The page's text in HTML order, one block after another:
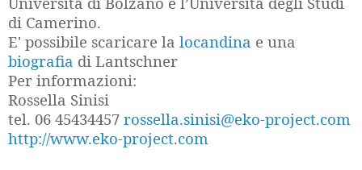
di Camerino.
E' possibile scaricare la locandina e una
biografia di Lantschner
Per informazioni:
Rossella Sinisi
tel. 06 45434457 rossella.sinisi@eko-project.com
http://www.eko-project.com